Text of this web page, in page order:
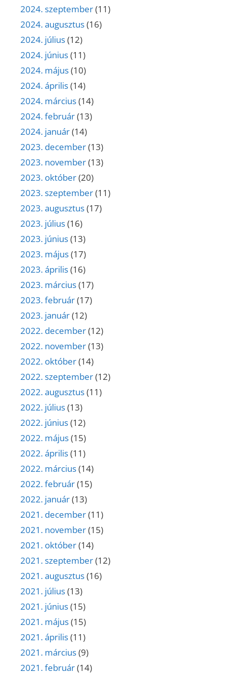
2024. szeptember(11)
2024. augusztus(16)
2024. július(12)
2024. június(11)
2024. május(10)
2024. április(14)
2024. március(14)
2024. február(13)
2024. január(14)
2023. december(13)
2023. november(13)
2023. október(20)
2023. szeptember(11)
2023. augusztus(17)
2023. július(16)
2023. június(13)
2023. május(17)
2023. április(16)
2023. március(17)
2023. február(17)
2023. január(12)
2022. december(12)
2022. november(13)
2022. október(14)
2022. szeptember(12)
2022. augusztus(11)
2022. július(13)
2022. június(12)
2022. május(15)
2022. április(11)
2022. március(14)
2022. február(15)
2022. január(13)
2021. december(11)
2021. november(15)
2021. október(14)
2021. szeptember(12)
2021. augusztus(16)
2021. július(13)
2021. június(15)
2021. május(15)
2021. április(11)
2021. március(9)
2021. február(14)